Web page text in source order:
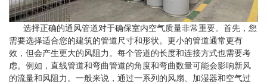
选择正确的通风管道对于确保室内空气质量非常重要。首先，您
需要选择适合您的建筑的管道尺寸和形状。更小的管道通常更有
效，但会产生更大的风阻力。每个管道的长度和连接方式也需要考
虑。例如，直线管道和弯曲管道的角度和弯曲数量可能会影响新风
的流量和风阻力。一般来说，通过一系列的风扇、加湿器和空气过